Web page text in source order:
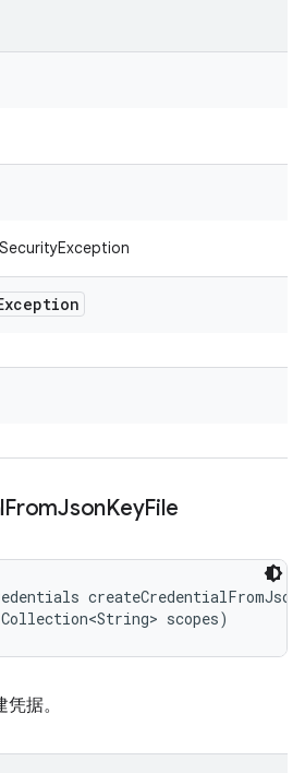
FromJsonKeyFile
scopes)
据。